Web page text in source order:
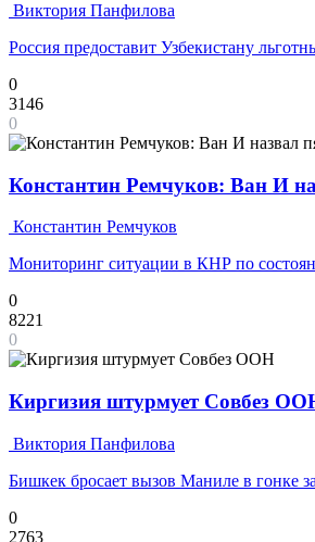
Виктория Панфилова
Россия предоставит Узбекистану
0
3146
0
Константин Ремчуков: Ван И
Константин Ремчуков
Мониторинг ситуации в КНР по
0
8221
0
Киргизия штурмует Совбез
Виктория Панфилова
Бишкек бросает вызов Маниле в гонке
0
2763